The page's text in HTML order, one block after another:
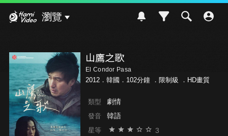
瀏覽
山鷹之歌
El Condor Pasa
2012．韓國．102分鐘 ． 限制級 ．HD畫質
類型 劇情
發音 韓語
星等 3